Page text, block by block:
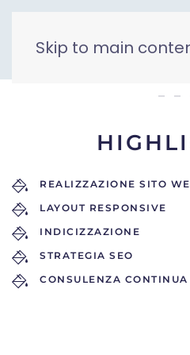
Skip to main
REALIZZAZIONE SITO
LAYOUT RESPONSIVE
INDICIZZAZIONE
STRATEGIA SEO
CONSULENZA CONTINUA